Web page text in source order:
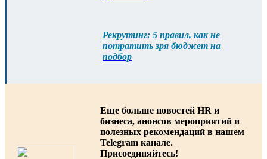
Рекрутинг: 5 правил, как не
потратить зря бюджет на
подбор
Еще больше новостей HR и
бизнеса, анонсов мероприятий и
полезных рекомендаций в нашем
Telegram канале.
Присоединяйтесь!